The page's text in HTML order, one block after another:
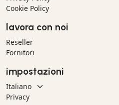
Cookie Policy
lavora con noi
Reseller
Fornitori
impostazioni
Privacy